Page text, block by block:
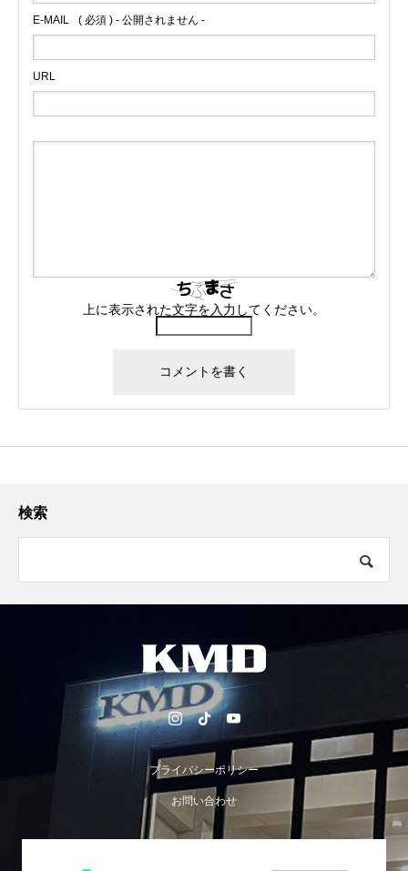
E-MAIL ( 必須 ) - 公開されません -
URL
上に表示された文字を入力してください。
検索
プライバシーポリシー
お問い合わせ